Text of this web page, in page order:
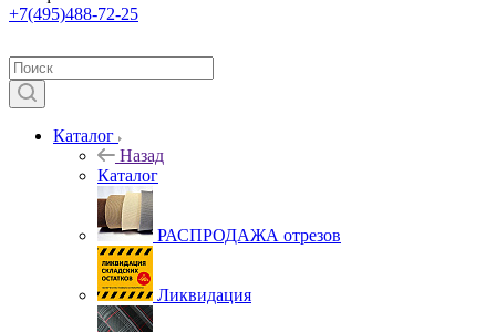
+7(495)488-72-25
Каталог
Назад
Каталог
РАСПРОДАЖА отрезов
Ликвидация